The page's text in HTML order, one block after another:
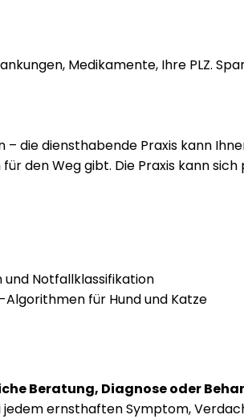
Medikamente, Ihre PLZ.
die diensthabende Praxis kann
den Weg gibt. Die Praxis kann
Notfallklassifikation
für Hund und Katze
Beratung, Diagnose oder
ernsthaften Symptom,